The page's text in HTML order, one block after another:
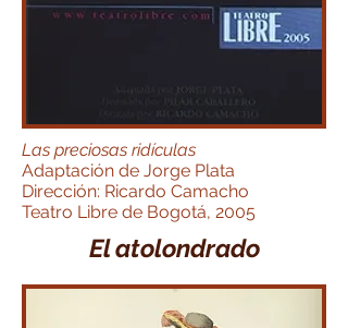
Las preciosas ridículas
Adaptación de Jorge Plata
Dirección: Ricardo Camacho
Teatro Libre de Bogotá, 2005
El atolondrado